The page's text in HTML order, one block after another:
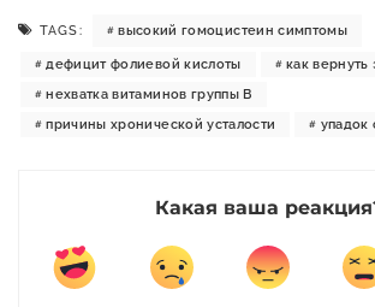
TAGS: высокий гомоцистеин симптомы
дефицит фолиевой кислоты
как
нехватка витаминов группы B
причины хронической усталости
упадок
Какая ваша